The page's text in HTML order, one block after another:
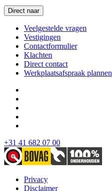
Direct naar
Veelgestelde vragen
Vestigingen
Contactformulier
Klachten
Direct contact
Werkplaatsafspraak plannen
+31 41 682 07 00
Privacy
Disclaimer